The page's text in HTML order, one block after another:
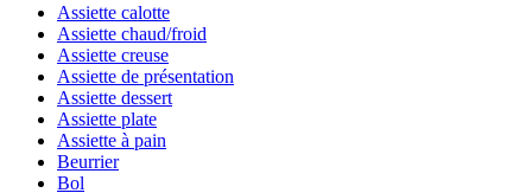
Assiette calotte
Assiette chaud/froid
Assiette creuse
Assiette de présentation
Assiette dessert
Assiette plate
Assiette à pain
Beurrier
Bol